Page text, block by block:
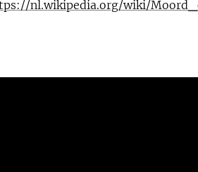
nl.wikipedia.org/wiki/